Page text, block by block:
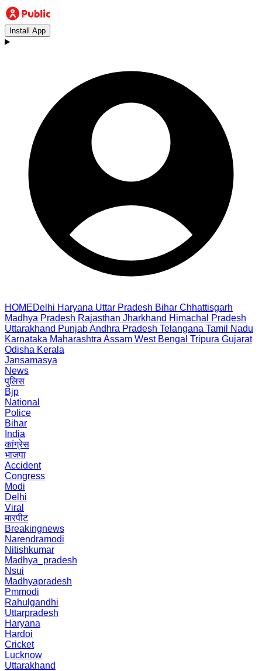
Install App
HOMEDelhi Haryana Uttar Pradesh Bihar Chhattisgarh
Madhya Pradesh Rajasthan Jharkhand Himachal Pradesh
Uttarakhand PunjabAndhra Pradesh Telangana Tamil Nadu
Karnataka Maharashtra Assam West Bengal Tripura Gujarat
Odisha Kerala
Jansamasya
News
पुलिस
Bjp
National
Police
Bihar
India
कांग्रेस
भाजपा
Accident
Congress
Modi
Delhi
Viral
मारपीट
Breakingnews
Narendramodi
Nitishkumar
Madhya_pradesh
Nsui
Madhyapradesh
Pmmodi
Rahulgandhi
Uttarpradesh
Haryana
Hardoi
Cricket
Lucknow
Uttarakhand